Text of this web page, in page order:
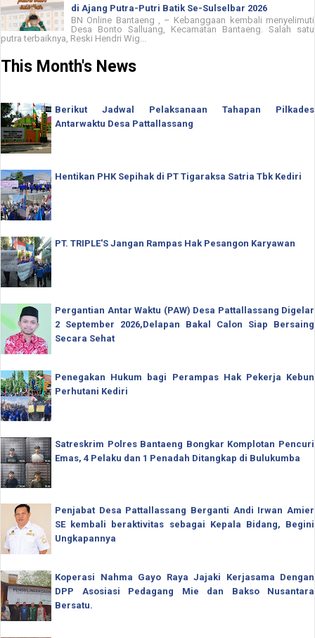
di Ajang Putra-Putri Batik Se-Sulselbar 2026
BN Online Bantaeng , – Kebanggaan kembali menyelimuti
Desa Bonto Salluang, Kecamatan Bantaeng. Salah satu
putra terbaiknya, Reski Hendri Wig...
This Month's News
Berikut Jadwal Pelaksanaan Tahapan Pilkades
Antarwaktu Desa Pattallassang
Hentikan PHK Sepihak di PT Tigaraksa Satria Tbk Kediri
PT. TRIPLE'S Jangan Rampas Hak Pesangon Karyawan
Pergantian Antar Waktu (PAW) Desa Pattallassang Digelar
2 September 2026,Delapan Bakal Calon Siap Bersaing
Secara Sehat
Penegakan Hukum bagi Perampas Hak Pekerja Kebun
Perhutani Kediri
Satreskrim Polres Bantaeng Bongkar Komplotan Pencuri
Emas, 4 Pelaku dan 1 Penadah Ditangkap di Bulukumba
Penjabat Desa Pattallassang Berganti Andi Irwan Amier
SE kembali beraktivitas sebagai Kepala Bidang, Begini
Ungkapannya
Koperasi Nahma Gayo Raya Jajaki Kerjasama Dengan
DPP Asosiasi Pedagang Mie dan Bakso Nusantara
Bersatu.